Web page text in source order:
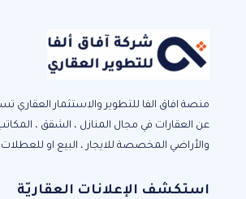
منصة افاق الفا للتطوير والاستثمار العقاري
عن العقارات في مجال المنازل ، الشقق ، المكاتب
والأراضي المخصصة للايجار ، البيع او للعطلات
استكشف الإعلانات العقاريّة